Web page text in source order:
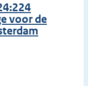
voor de